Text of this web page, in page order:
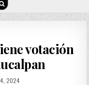
votación
4, 2024